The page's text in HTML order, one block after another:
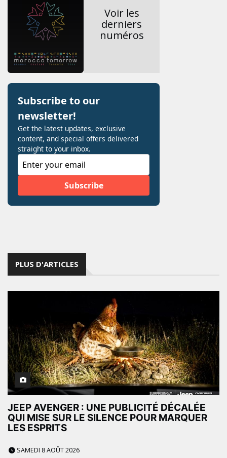
Voir les
derniers
numéros
PLUS D'ARTICLES
JEEP AVENGER : UNE PUBLICITÉ DÉCALÉE
QUI MISE SUR LE SILENCE POUR MARQUER
LES ESPRITS
SAMEDI 8 AOÛT 2026